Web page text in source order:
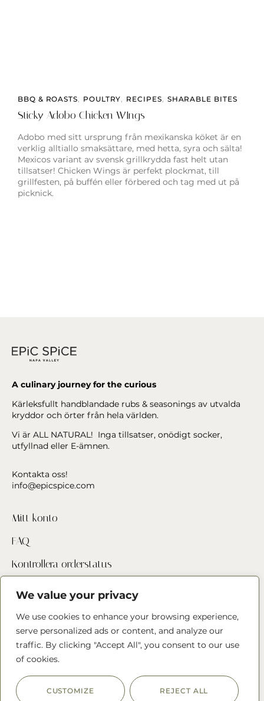
We value your privacy
We use cookies to enhance your browsing experience,
serve personalized ads or content, and analyze our
traffic. By clicking "Accept All", you consent to our use
of cookies.
CUSTOMIZE REJECT ALL
BBQ & ROASTS, POULTRY, RECIPES, SHARABLE BITES
Sticky Adobo Chicken WIngs
Adobo med sitt ursprung från mexikanska köket är en
verklig alltiallo smaksättare, med hetta, syra och sälta!
Mexicos variant av svensk grillkrydda fast helt utan
tillsatser! Chicken Wings är perfekt plockmat, till
grillfesten, på buffén eller förbered och tag med ut på
picknick.
A culinary journey for the curious
Kärleksfullt handblandade rubs & seasonings av utvalda
kryddor och örter från hela världen.
Vi är ALL NATURAL! Inga tillsatser, onödigt socker,
utfyllnad eller E-ämnen.
Kontakta oss!
info@epicspice.com
Mitt konto
FAQ
Kontrollera orderstatus
Kontakta oss
Följ oss